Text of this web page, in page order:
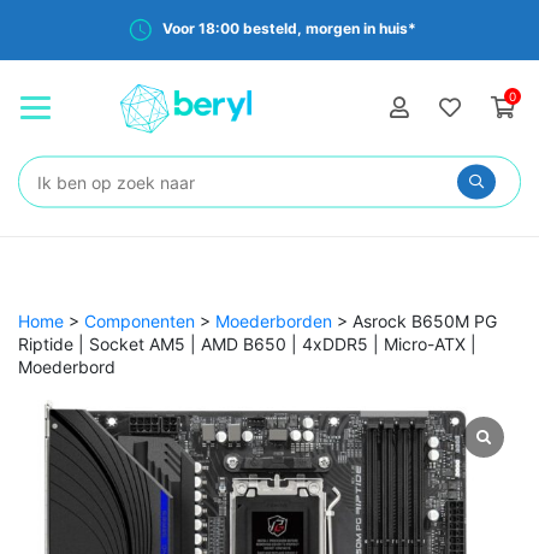
Voor 18:00 besteld, morgen in huis*
0
Zoeken:
Home > Componenten > Moederborden > Asrock B650M PG
Riptide | Socket AM5 | AMD B650 | 4xDDR5 | Micro-ATX |
Moederbord